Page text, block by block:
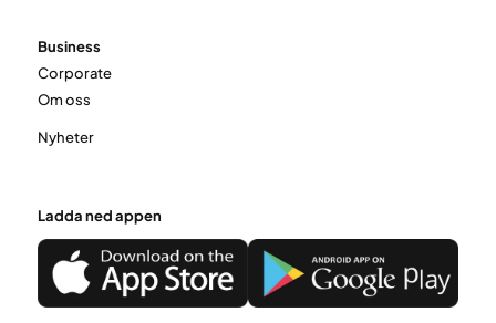
Business
Corporate
Om oss
Nyheter
Ladda ned appen